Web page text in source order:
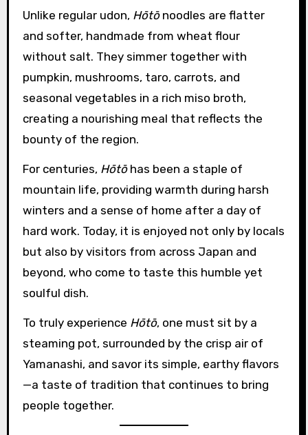
Unlike regular udon, Hōtōnoodles are flatter
and softer, handmade from wheat flour
without salt. They simmer together with
pumpkin, mushrooms, taro, carrots, and
seasonal vegetables in a rich miso broth,
creating a nourishing meal that reflects the
bounty of the region.
For centuries, Hōtōhas been a staple of
mountain life, providing warmth during harsh
winters and a sense of home after a day of
hard work. Today, it is enjoyed not only by locals
but also by visitors from across Japan and
beyond, who come to taste this humble yet
soulful dish.
To truly experience Hōtō, one must sit by a
steaming pot, surrounded by the crisp air of
Yamanashi, and savor its simple, earthy flavors
—a taste of tradition that continues to bring
people together.